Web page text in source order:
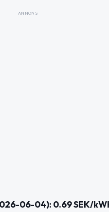
ANNONS
06-04): 0.69 SEK/